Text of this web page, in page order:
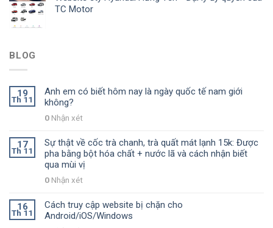
TC Motor
BLOG
19
Th 11
Anh em có biết hôm nay là ngày quốc tế nam giới
không?
0 Nhận xét
17
Th 11
Sự thật về cốc trà chanh, trà quất mát lạnh 15k: Được
pha bằng bột hóa chất + nước lã và cách nhận biết
qua mùi vị
0 Nhận xét
16
Th 11
Cách truy cập website bị chặn cho
Android/iOS/Windows